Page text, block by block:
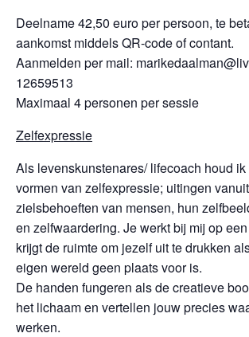
Deelname 42,50 euro per persoon, te
aankomst middels QR-code of contant.
Aanmelden per mail:
12659513
Maximaal 4 personen per sessie
Zelfexpressie
Als levenskunstenares/ lifecoach houd
vormen van zelfexpressie; uitingen
zielsbehoeften van mensen, hun
en zelfwaardering. Je werkt bij mij op
krijgt de ruimte om jezelf uit te drukken
eigen wereld geen plaats voor is.
De handen fungeren als de creatieve
het lichaam en vertellen jouw precies
werken.